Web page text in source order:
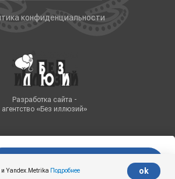
и Yandex.Metrika Подробнее ok
конфиденциальности
Разработка сайта -
агентство «Без иллюзий»
Made on Tilda